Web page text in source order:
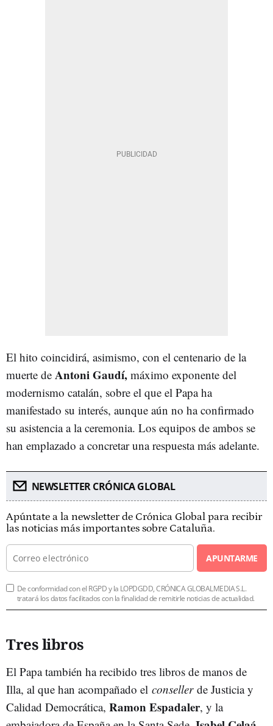
El hito coincidirá, asimismo, con el centenario de la
muerte de Antoni Gaudí, máximo exponente del
modernismo catalán, sobre el que el Papa ha
manifestado su interés, aunque aún no ha confirmado
su asistencia a la ceremonia. Los equipos de ambos se
han emplazado a concretar una respuesta más adelante.
NEWSLETTER CRÓNICA GLOBAL
Apúntate a la newsletter de Crónica Global para recibir
las noticias más importantes sobre Cataluña.
APUNTARME
De conformidad con el RGPD y la LOPDGDD, CRÓNICA GLOBALMEDIA S.L.
tratará los datos facilitados con la finalidad de remitirle noticias de actualidad.
Tres libros
El Papa también ha recibido tres libros de manos de
Illa, al que han acompañado el conseller de Justicia y
Calidad Democrática, Ramon Espadaler, y la